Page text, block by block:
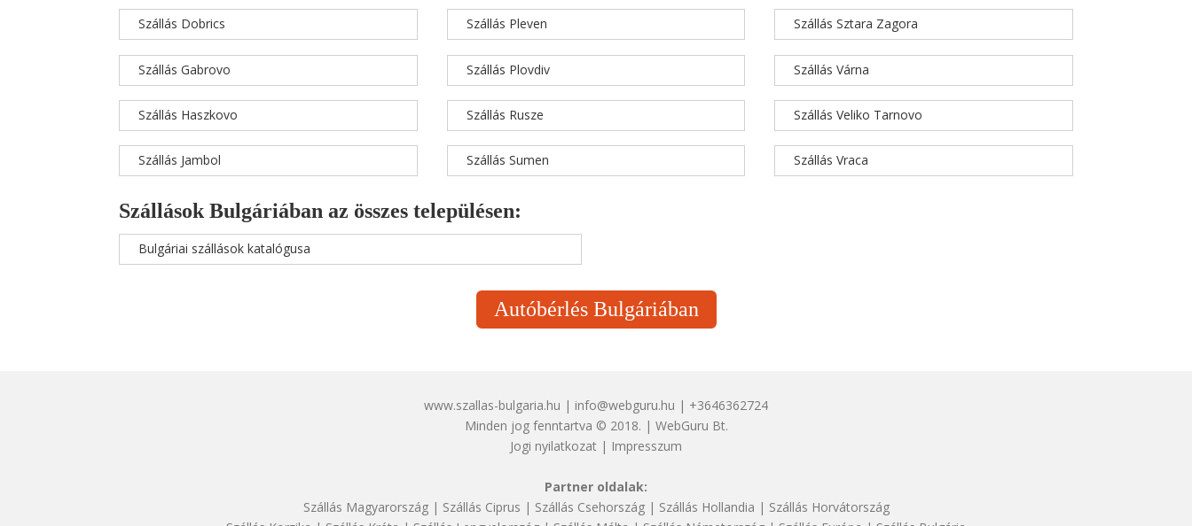
Szállás Dobrics
Szállás Gabrovo
Szállás Haszkovo
Szállás Jambol
Szállás Pleven
Szállás Plovdiv
Szállás Rusze
Szállás Sumen
Szállás Sztara Zagora
Szállás Várna
Szállás Veliko Tarnovo
Szállás Vraca
Szállások Bulgáriában az összes településen:
Bulgáriai szállások katalógusa
Autóbérlés Bulgáriában
www.szallas-bulgaria.hu | info@webguru.hu | +3646362724
Minden jog fenntartva © 2018. | WebGuru Bt.
Jogi nyilatkozat | Impresszum
Partner oldalak:
Szállás Magyarország| Szállás Ciprus | Szállás Csehország| Szállás Hollandia | Szállás Horvátország